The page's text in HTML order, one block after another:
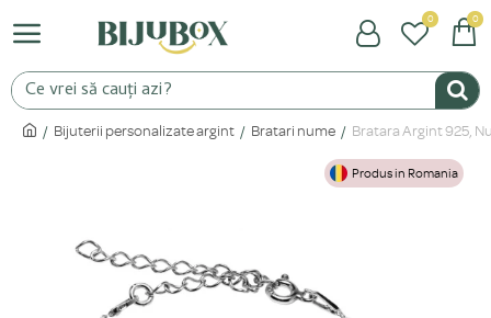
0 0
Bijuterii personalizate argint Bratari nume Bratara Argint 925,
Produs in Romania